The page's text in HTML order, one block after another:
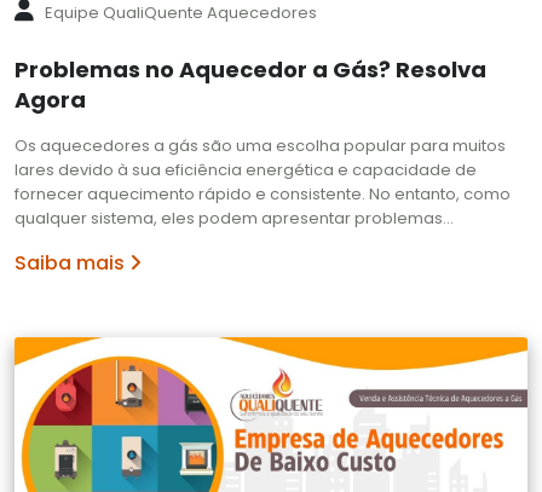
Equipe QualiQuente Aquecedores
Problemas no Aquecedor a Gás? Resolva
Agora
Os aquecedores a gás são uma escolha popular para muitos
lares devido à sua eficiência energética e capacidade de
fornecer aquecimento rápido e consistente. No entanto, como
qualquer sistema, eles podem apresentar problemas…
Saiba mais